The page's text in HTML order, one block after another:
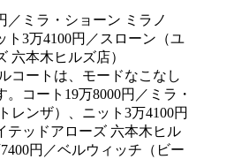
コートは、モードなこなし
コート19万8000円／ミラ・
レンザ）、ニット3万4100円
テッドアローズ 六本木ヒル
円／ベルウィッチ（ビー